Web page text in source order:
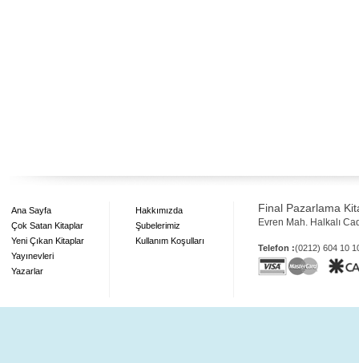
Ana Sayfa
Çok Satan Kitaplar
Yeni Çıkan Kitaplar
Yayınevleri
Yazarlar
Hakkımızda
Şubelerimiz
Kullanım Koşulları
Final Pazarlama
Evren Mah. Halkalı
Telefon :(0212) 604 10